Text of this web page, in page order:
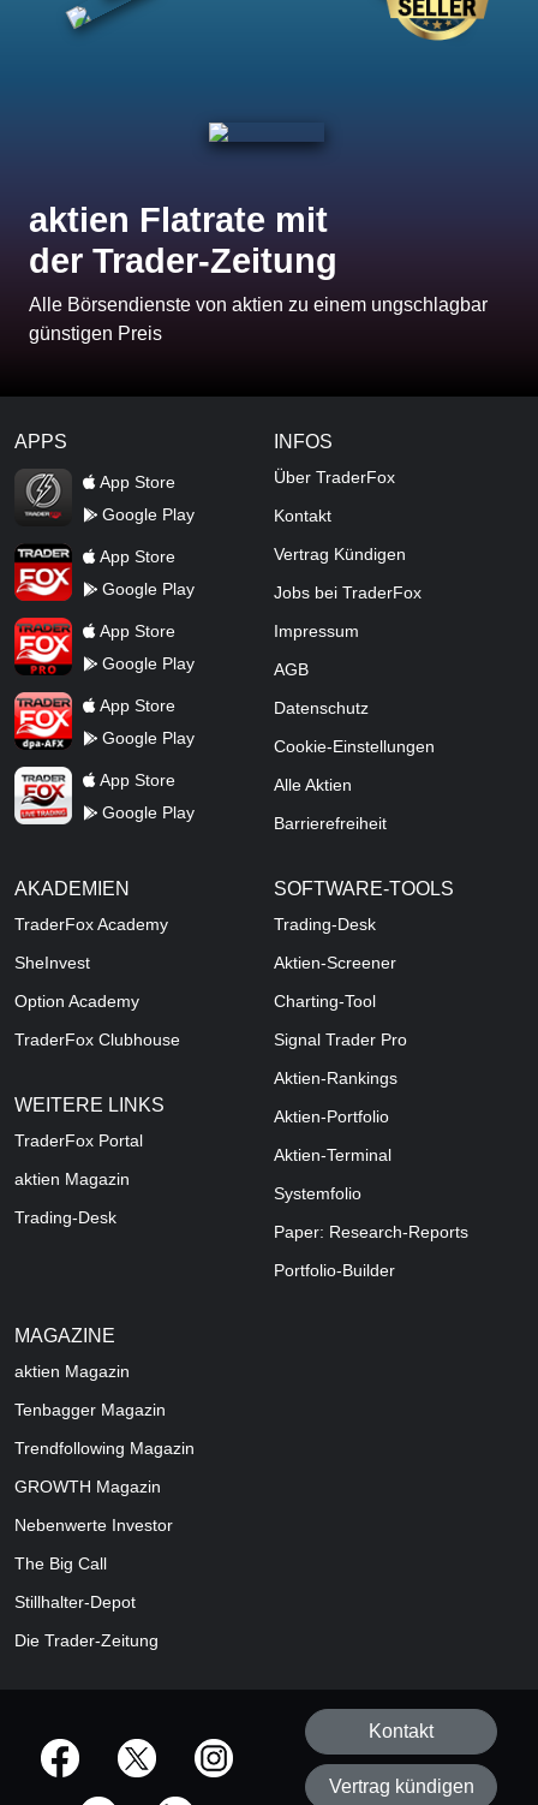
aktien Flatrate mit
der Trader-Zeitung
Alle Börsendienste von aktien zu einem ungschlagbar
günstigen Preis
APPS
TraderFox Flash
App Store
Google Play
TraderFox AppApp Store
Google Play
TraderFox ProApp Store
Google Play
TraderFox dpa-AFX ProFeed
App Store
Google Play
TraderFox Live Trading
App Store
Google Play
INFOS
Über TraderFox
Kontakt
Vertrag Kündigen
Jobs bei TraderFox
Impressum
AGB
Datenschutz
Cookie-Einstellungen
Alle Aktien
Barrierefreiheit
AKADEMIEN
TraderFox Academy
SheInvest
Option Academy
TraderFox Clubhouse
WEITERE LINKS
TraderFox Portal
aktien Magazin
Trading-Desk
SOFTWARE-TOOLS
Trading-Desk
Aktien-Screener
Charting-Tool
Signal Trader Pro
Aktien-Rankings
Aktien-Portfolio
Aktien-Terminal
Systemfolio
Paper: Research-Reports
Portfolio-Builder
MAGAZINE
aktien Magazin
Tenbagger Magazin
Trendfollowing Magazin
GROWTH Magazin
Nebenwerte Investor
The Big Call
Stillhalter-Depot
Die Trader-Zeitung
offizielle Social Media-Accounts
Kontakt
Vertrag kündigen